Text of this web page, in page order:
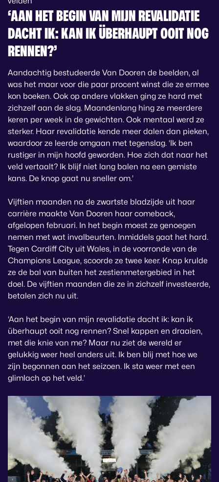
‘AAN HET BEGIN VAN MIJN REVALIDATIE
DACHT IK: KAN IK ÜBERHAUPT OOIT NOG
RENNEN?’
Aandachtig bestudeerde Van Dooren de beelden, al
was het maar voor die paar procent winst die ze ermee
kon boeken. Ook op andere vlakken ging ze hard met
zichzelf aan de slag. Maandenlang hing ze meerdere
keren per week in de gewichten. Ook mentaal werd ze
sterker. Haar revalidatie kende meer dalen dan pieken,
waardoor ze leerde omgaan met tegenslag. ‘Ik ben
rustiger in mijn hoofd geworden. Hoe zich dat naar het
veld vertaalt? Ik blijf niet lang balen na een gemiste
kans. De knop gaat nu sneller om.’
Vijftien maanden na de zwartste bladzijde uit haar
carrière maakte Van Dooren haar comeback,
afgelopen februari. In het begin moest ze genoegen
nemen met wat invalbeurten. Inmiddels gaat het hard.
Tegen Cardiff City uit Wales, in de voorronde van de
Champions League, scoorde ze twee keer. Knap krulde
ze de bal van buiten het zestienmetergebied in het
doel. De vijftien maanden die ze in zichzelf investeerde,
betalen zich nu uit.
‘Aan het begin van mijn revalidatie dacht ik: kan ik
überhaupt ooit nog rennen? Snel kappen en draaien,
met die knie van me? Maar nu ziet de wereld er
gelukkig weer heel anders uit. Ik ben blij met hoe we
zijn begonnen aan het seizoen. Ik sta weer met een
glimlach op het veld.’